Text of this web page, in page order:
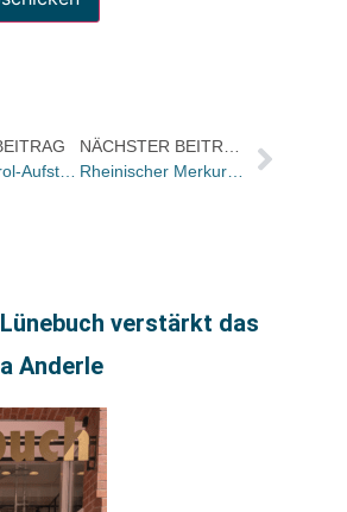
media control-Aufsteiger: Kampusch-Biografie auf Platz drei
verstärkt das
Anderle